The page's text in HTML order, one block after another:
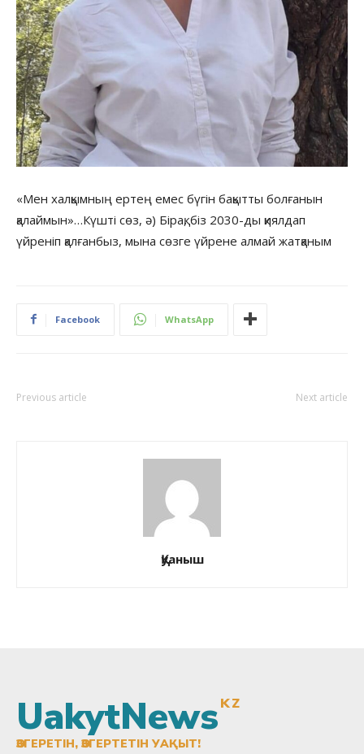
«Мен халқымның ертең емес бүгін бақытты болғанын
қалаймын»…Күшті сөз, ә) Бірақ, біз 2030-ды қиялдап
үйреніп қалғанбыз, мына сөзге үйрене алмай жатқаным
Facebook WhatsApp
Previous article Next article
Қуаныш
UakytNewsKZ
ӨЗГЕРЕТІН, ӨЗГЕРТЕТІН УАҚЫТ!